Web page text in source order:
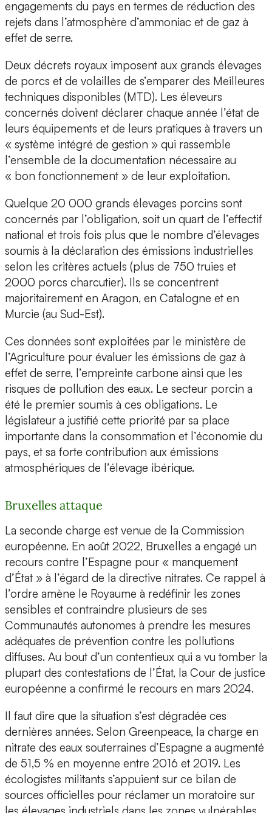
engagements du pays en termes de réduction des
rejets dans l’atmosphère d’ammoniac et de gaz à
effet de serre.
Deux décrets royaux imposent aux grands élevages
de porcs et de volailles de s’emparer des Meilleures
techniques disponibles (MTD). Les éleveurs
concernés doivent déclarer chaque année l’état de
leurs équipements et de leurs pratiques à travers un
« système intégré de gestion » qui rassemble
l’ensemble de la documentation nécessaire au
« bon fonctionnement » de leur exploitation.
Quelque 20 000 grands élevages porcins sont
concernés par l’obligation, soit un quart de l’effectif
national et trois fois plus que le nombre d’élevages
soumis à la déclaration des émissions industrielles
selon les critères actuels (plus de 750 truies et
2000 porcs charcutier). Ils se concentrent
majoritairement en Aragon, en Catalogne et en
Murcie (au Sud-Est).
Ces données sont exploitées par le ministère de
l’Agriculture pour évaluer les émissions de gaz à
effet de serre, l’empreinte carbone ainsi que les
risques de pollution des eaux. Le secteur porcin a
été le premier soumis à ces obligations. Le
législateur a justifié cette priorité par sa place
importante dans la consommation et l’économie du
pays, et sa forte contribution aux émissions
atmosphériques de l’élevage ibérique.
Bruxelles attaque
La seconde charge est venue de la Commission
européenne. En août 2022, Bruxelles a engagé un
recours contre l’Espagne pour « manquement
d’État » à l’égard de la directive nitrates. Ce rappel à
l’ordre amène le Royaume à redéfinir les zones
sensibles et contraindre plusieurs de ses
Communautés autonomes à prendre les mesures
adéquates de prévention contre les pollutions
diffuses. Au bout d’un contentieux qui a vu tomber la
plupart des contestations de l’État, la Cour de justice
européenne a confirmé le recours en mars 2024.
Il faut dire que la situation s’est dégradée ces
dernières années. Selon Greenpeace, la charge en
nitrate des eaux souterraines d’Espagne a augmenté
de 51,5 % en moyenne entre 2016 et 2019. Les
écologistes militants s’appuient sur ce bilan de
sources officielles pour réclamer un moratoire sur